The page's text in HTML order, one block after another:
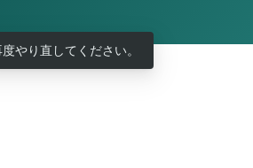
やり直してください。